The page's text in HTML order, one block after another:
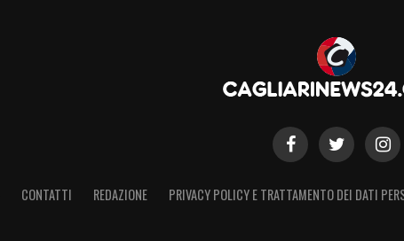
CONTATTI REDAZIONE PRIVACY POLICY E TRATTAMENTO DEI DATI